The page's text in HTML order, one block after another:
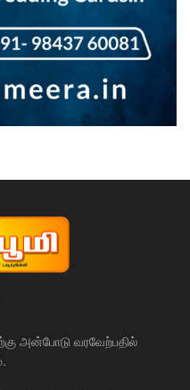
அன்போடு வரவேற்பதில்